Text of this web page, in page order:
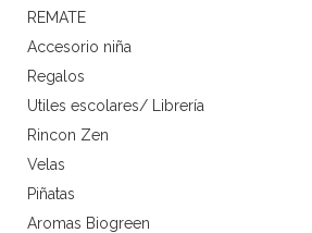
REMATE
Accesorio niña
Regalos
Utiles escolares/ Librería
Rincon Zen
Velas
Piñatas
Aromas Biogreen